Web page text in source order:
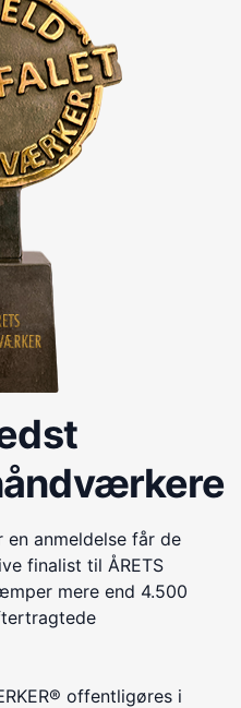
anmeldelse får de
finalist til ÅRETS
mere end 4.500
offentligøres i